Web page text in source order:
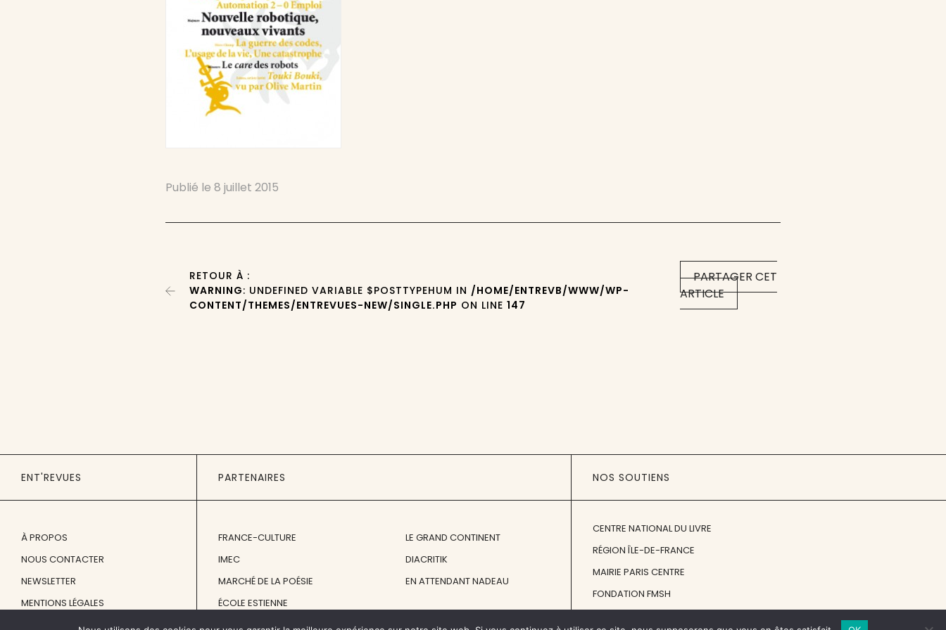
Publié le8 juillet 2015
PARTAGER CET
ARTICLE
RETOUR À :
WARNING: UNDEFINED VARIABLE $POSTTYPEHUM IN /HOME/ENTREVB/WWW/WP-
CONTENT/THEMES/ENTREVUES-NEW/SINGLE.PHP ON LINE147
ENT'REVUES
À PROPOS
NOUS CONTACTER
NEWSLETTER
MENTIONS LÉGALES
PARTENAIRES
FRANCE-CULTURE
IMEC
MARCHÉ DE LA POÉSIE
ÉCOLE ESTIENNE
LE GRAND CONTINENT
DIACRITIK
EN ATTENDANT NADEAU
NOS SOUTIENS
CENTRE NATIONAL DU LIVRE
RÉGION ÎLE-DE-FRANCE
MAIRIE PARIS CENTRE
FONDATION FMSH